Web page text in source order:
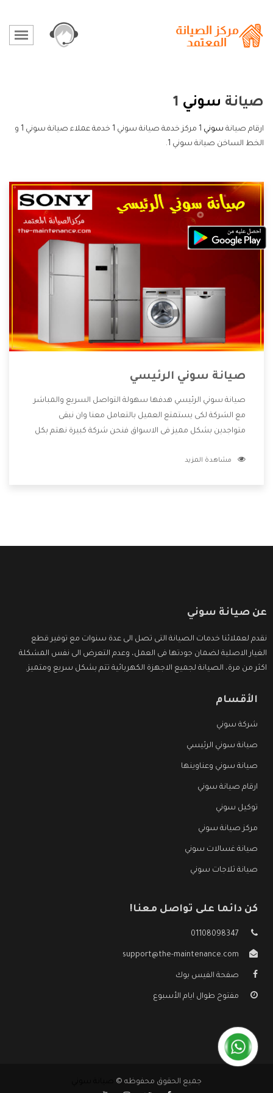
صيانة سوني
ارقام صيانة سوني
1 مركز خدمة صيانة سوني 1 خدمة عملاء صيانة سوني 1 و
الخط الساخن صيانة سوني 1.
صيانة سوني الرئيسي
صيانة سوني الرئيسي هدفها سهولة التواصل السريع والمباشر
مع الشركة لكى يستمتع العميل بالتعامل معنا وان نبقى
متواجدين بشكل مميز فى الاسواق فنحن شركة كبيرة نهتم بكل
الشركة بها والتى تكون منها خدمة الصيانة التى تكون من أهم
مشاهدة المزيد
عن صيانة سوني
نقدم لعملائنا خدمات الصيانة التى تصل الى عدة سنوات مع توفير قطع
الغيار الاصلية لضمان جودتها فى العمل، وعدم التعرض الى نفس المشكلة
اكثر من مرة، الصيانة لجميع الاجهزة الكهربائية تتم بشكل سريع ومتميز.
الأقسام
شركة سوني
صيانة سوني الرئيسي
صيانة سوني وعناوينها
ارقام صيانة سوني
توكيل سوني
مركز صيانة سوني
صيانة غسالات سوني
صيانة ثلاجات سوني
كن دائما على تواصل معنا!
01108098347
support@the-maintenance.com
صفحة الفيس بوك
مفتوح طوال ايام الأسبوع
جميع الحقوق محفوظه ©